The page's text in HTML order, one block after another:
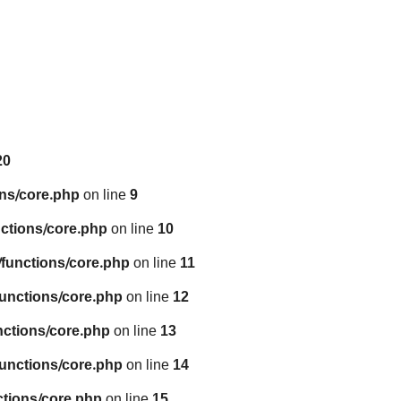
core.php on line 9
core.php on line 10
core.php on line 11
core.php on line 12
core.php on line 13
core.php on line 14